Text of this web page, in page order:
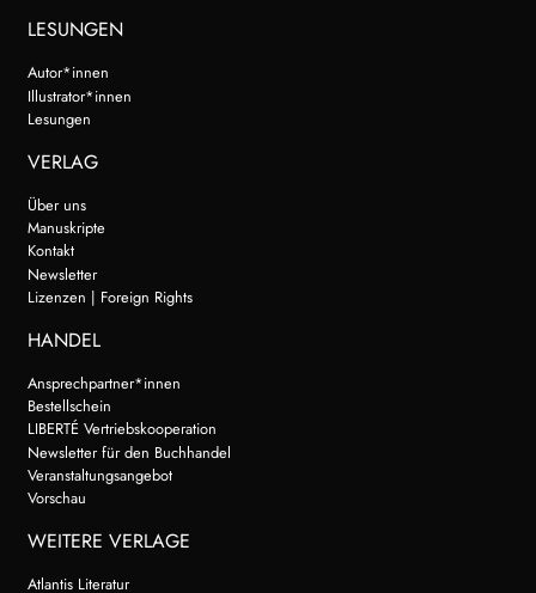
LESUNGEN
Autor*innen
Illustrator*innen
Lesungen
VERLAG
Über uns
Manuskripte
Kontakt
Newsletter
Lizenzen | Foreign Rights
HANDEL
Ansprechpartner*innen
Bestellschein
LIBERTÉ Vertriebskooperation
Newsletter für den Buchhandel
Veranstaltungsangebot
Vorschau
WEITERE VERLAGE
Atlantis Literatur